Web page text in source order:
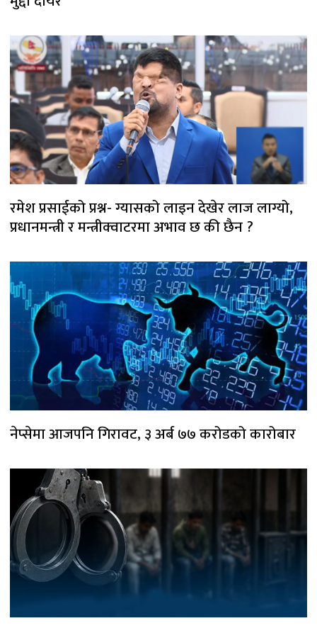
रमेश प्रसाईको प्रश्न- ग्यासको लाइन देखेर लाज लाग्यो,
प्रधानमन्त्री र मन्त्रीक्वाटरमा अभाव छ की छैन ?
नेप्सेमा आजपनि गिरावट, ३ अर्ब ७७ करोडको कारोबार